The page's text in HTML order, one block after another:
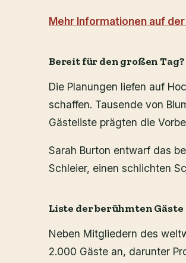
Mehr Informationen auf
Bereit für den großen Tag?
Die Planungen liefen auf
schaffen. Tausende von
Gästeliste prägten die
Sarah Burton entwarf das
Schleier, einen schlichten
Liste der berühmten Gäste
Neben Mitgliedern des
2.000 Gäste an, darunter